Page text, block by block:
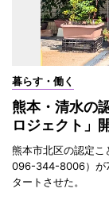
暮らす・働く
熊本・清水の
ロジェクト」
熊本市北区の認定こ
096-344-8006）が
タートさせた。